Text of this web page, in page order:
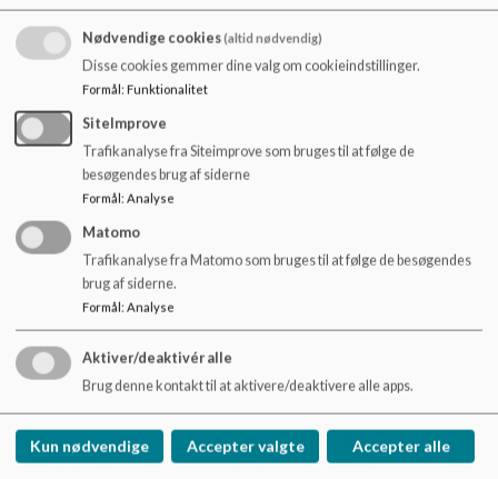
l
Hvert år gennemfører vi den nationale trivselsmåling. Med
afsæt i dens resultat arbejder lærer/pædagogteamet
omkring klassen med en målrettet indsats for at forbedre
Resultatet af den seneste trivslesmål kan ses i den
vedhæftede fil. Det er et samlet resultat for 4. - 9. klasse.
Dokumenter
Vadgård Skole
vadgaard@gladsaxe.dk
+45 39576515
Nødvendige cookies(altid nødvendig)
Disse cookies gemmer dine valg om cookieindstillinger.
Formål: Funktionalitet
SiteImprove
Trafikanalyse fra Siteimprove som bruges til at følge de
besøgendes brug af siderne
Formål: Analyse
Matomo
Trafikanalyse fra Matomo som bruges til at følge de besøgendes
brug af siderne.
Formål: Analyse
Aktiver/deaktivér alle
Brug denne kontakt til at aktivere/deaktivere alle apps.
Kun nødvendige Accepter valgte Accepter alle